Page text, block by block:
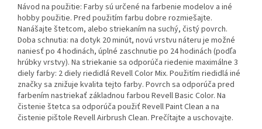
Návod na použitie: Farby sú určené na farbenie modelov a iné
hobby použitie. Pred použitím farbu dobre rozmiešajte.
Nanášajte štetcom, alebo striekaním na suchý, čistý povrch.
Doba schnutia: na dotyk 20 minút, novú vrstvu náteru je možné
naniesť po 4 hodinách, úplné zaschnutie po 24 hodinách (podľa
hrúbky vrstvy). Na striekanie sa odporúča riedenie maximálne 3
diely farby: 2 diely riedidlá Revell Color Mix. Použitím riedidlá iné
značky sa znižuje kvalita tejto farby. Povrch sa odporúča pred
farbením nastriekať základnou farbou Revell Basic Color. Na
čistenie štetca sa odporúča použiť Revell Paint Clean a na
čistenie pištole Revell Airbrush Clean. Prečítajte a uschovajte.